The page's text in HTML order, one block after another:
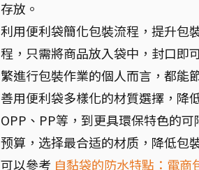
存放。
利用便利袋簡化包裝流程，提升包
程，只需將商品放入袋中，封口即
繁進行包裝作業的個人而言，都能
善用便利袋多樣化的材質選擇，降
OPP、PP等，到更具環保特色的
预算，选择最合适的材质，降低包
可以參考 自黏袋的防水特點：電商